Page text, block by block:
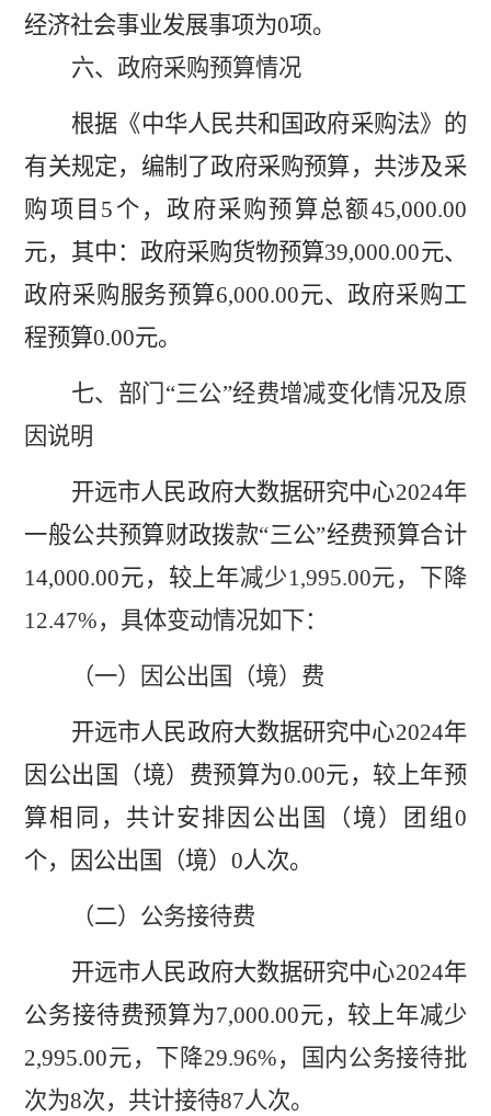
经济社会事业发展事项为0项。
六、政府采购预算情况
根据《中华人民共和国政府采购法》的
有关规定，编制了政府采购预算，共涉及采
购项目 5 个，政府采购预算总额45,000.00
元，其中：政府采购货物预算39,000.00元、
政府采购服务预算6,000.00元、政府采购工
程预算0.00元。
七、部门 “三公”经费增减变化情况及原
因说明
开远市人民政府大数据研究中心2024年
一般公共预算财政拨款“三公”经费预算合计
14,000.00元，较上年减少1,995.00元，下降
12.47%，具体变动情况如下：
（一）因公出国（境）费
开远市人民政府大数据研究中心2024年
因公出国（境）费预算为0.00元，较上年预
算相同，共计安排因公出国（境）团组 0
个，因公出国（境）0人次。
（二） 公务接待费
开远市人民政府大数据研究中心2024年
公务接待费预算为7,000.00元，较上年减少
2,995.00元，下降29.96%，国内公务接待批
次为8次，共计接待87人次。